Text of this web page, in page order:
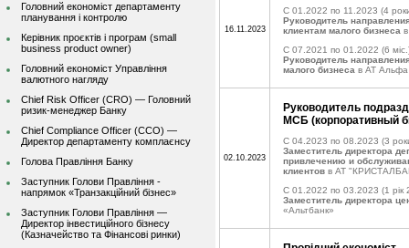
Головний економіст департаменту
планування і контролю
Керівник проєктів і програм (small
business product owner)
Головний економіст Управління
валютного нагляду
Chief Risk Officer (CRO) — Головний
ризик-менеджер Банку
Chief Compliance Officer (CCO) —
Директор департаменту комплаєнсу
Голова Правління Банку
Заступник Голови Правління -
напрямок «Транзакційний бізнес»
Заступник Голови Правління —
Директор інвестиційного бізнесу
(Казначейство та Фінансові ринки)
16.11.2023
C 01.2022 по 11.2023 (4
Руководитель
клиентам малого бизнеса
C 07.2021 по 01.2022 (6
Руководитель
малого бизнеса в АТ Альфа
02.10.2023
Руководитель
МСБ (корпоративный
C 04.2023 по 08.2023 (3
Заместитель директора
привлечению и
клиентов в АТ
C 01.2022 по 03.2023 (1 рік
Заместитель директора
«Альтбанк»